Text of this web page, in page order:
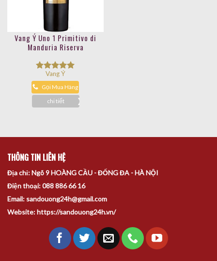
Vang Ý Uno 1 Primitivo di
Manduria Riserva
Được xếp
hạng 5.00
5 sao
Vang Ý
Gọi Mua Hàng
chi tiết
THÔNG TIN LIÊN HỆ
Địa chỉ: Ngõ 9 HOÀNG CẦU - ĐỐNG ĐA - HÀ NỘI
Điện thoại: 088 886 66 16
Email: sandouong24h@gmail.com
Website: https://sandouong24h.vn/